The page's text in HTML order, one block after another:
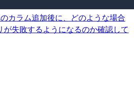
カラム追加後に、どのような場合
が失敗するようになるのか確認して